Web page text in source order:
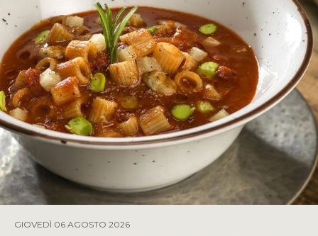
GIOVEDÌ 06 AGOSTO 2026